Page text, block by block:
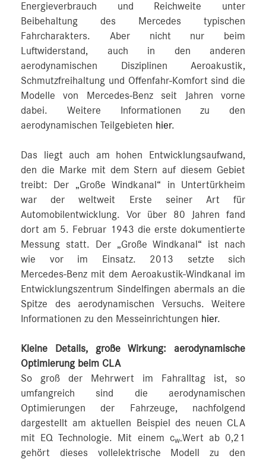
Energieverbrauch und Reichweite unter
Beibehaltung des Mercedes typischen
Fahrcharakters. Aber nicht nur beim
Luftwiderstand, auch in den anderen
aerodynamischen Disziplinen Aeroakustik,
Schmutzfreihaltung und Offenfahr‑Komfort sind die
Modelle von Mercedes‑Benz seit Jahren vorne
dabei. Weitere Informationen zu den
aerodynamischen Teilgebieten hier.
Das liegt auch am hohen Entwicklungsaufwand,
den die Marke mit dem Stern auf diesem Gebiet
treibt: Der „Große Windkanal“ in Untertürkheim
war der weltweit Erste seiner Art für
Automobilentwicklung. Vor über 80 Jahren fand
dort am 5. Februar 1943 die erste dokumentierte
Messung statt. Der „Große Windkanal“ ist nach
wie vor im Einsatz. 2013 setzte sich
Mercedes‑Benz mit dem Aeroakustik-Windkanal im
Entwicklungszentrum Sindelfingen abermals an die
Spitze des aerodynamischen Versuchs. Weitere
Informationen zu den Messeinrichtungen hier.
Kleine Details, große Wirkung: aerodynamische
Optimierung beim CLA
So groß der Mehrwert im Fahralltag ist, so
umfangreich sind die aerodynamischen
Optimierungen der Fahrzeuge, nachfolgend
dargestellt am aktuellen Beispiel des neuen CLA
mit EQ Technologie. Mit einem cw‑Wert ab 0,21
gehört dieses vollelektrische Modell zu den